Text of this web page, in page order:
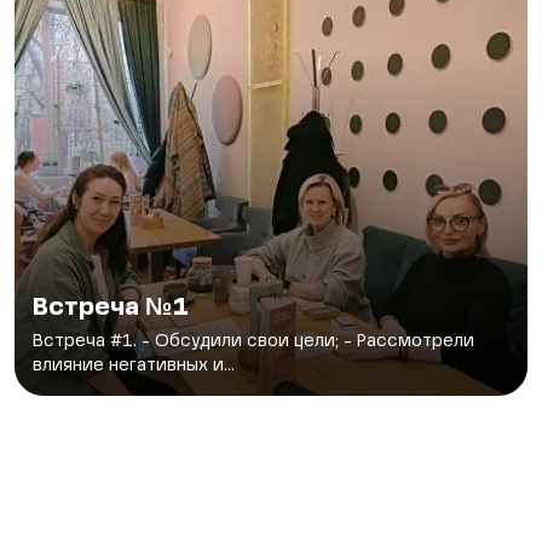
Встреча №1
Встреча #1. - Обсудили свои цели; - Рассмотрели
влияние негативных и...